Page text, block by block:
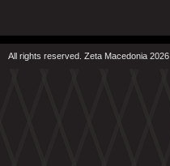
All rights reserved. Zeta Macedonia 2026.